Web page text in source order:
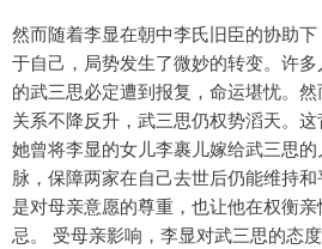
然而随着李显在朝中李氏旧臣的协助
于自己，局势发生了微妙的转变。许
的武三思必定遭到报复，命运堪忧。
关系不降反升，武三思仍权势滔天。
她曾将李显的女儿李裹儿嫁给武三思
脉，保障两家在自己去世后仍能维持
是对母亲意愿的尊重，也让他在权衡
忌。 受母亲影响，李显对武三思的态